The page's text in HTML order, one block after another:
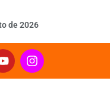
de 2026